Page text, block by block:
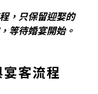
，只保留迎娶的
等待婚宴開始。
客流程